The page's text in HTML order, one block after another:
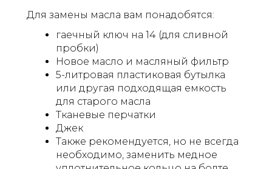
Для замены масла вам понадобятся:
гаечный ключ на 14 (для сливной
пробки)
Новое масло и масляный фильтр
5-литровая пластиковая бутылка
или другая подходящая емкость
для старого масла
Тканевые перчатки
Джек
Также рекомендуется, но не всегда
необходимо, заменить медное